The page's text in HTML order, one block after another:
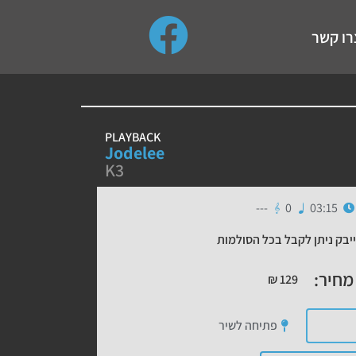
up and down arrows to review and enter to go to the
קשר
PLAYBACK
Jodelee
K3
03:15
0
---
ניתן לקבל בכל הסולמות
מחיר: ₪129
פתיחה לשיר